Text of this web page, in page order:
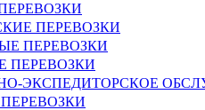
ПЕРЕВОЗКИ
ПЕРЕВОЗКИ
ПЕРЕВОЗКИ
ЭКСПЕДИТОРСКОЕ